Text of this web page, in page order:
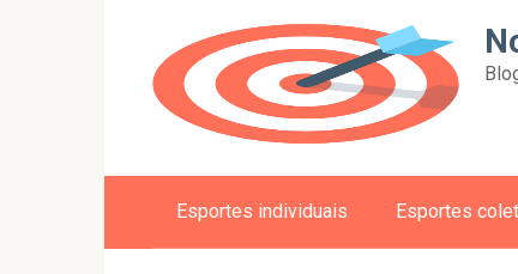
Esportes individuais Esportes